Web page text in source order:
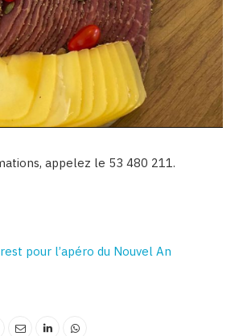
appelez le 53 480 211.
pour l’apéro du Nouvel An